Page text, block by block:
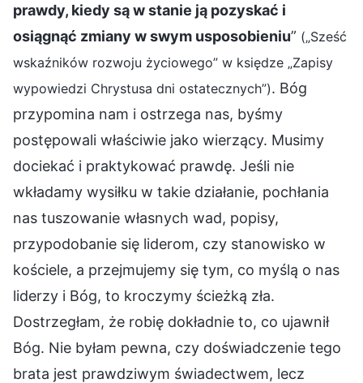
prawdy, kiedy są w stanie ją pozyskać i
osiągnąć zmiany w swym usposobieniu” („Sześć
wskaźników rozwoju życiowego” w księdze „Zapisy
wypowiedzi Chrystusa dni ostatecznych”). Bóg
przypomina nam i ostrzega nas, byśmy
postępowali właściwie jako wierzący. Musimy
dociekać i praktykować prawdę. Jeśli nie
wkładamy wysiłku w takie działanie, pochłania
nas tuszowanie własnych wad, popisy,
przypodobanie się liderom, czy stanowisko w
kościele, a przejmujemy się tym, co myślą o nas
liderzy i Bóg, to kroczymy ścieżką zła.
Dostrzegłam, że robię dokładnie to, co ujawnił
Bóg. Nie byłam pewna, czy doświadczenie tego
brata jest prawdziwym świadectwem, lecz